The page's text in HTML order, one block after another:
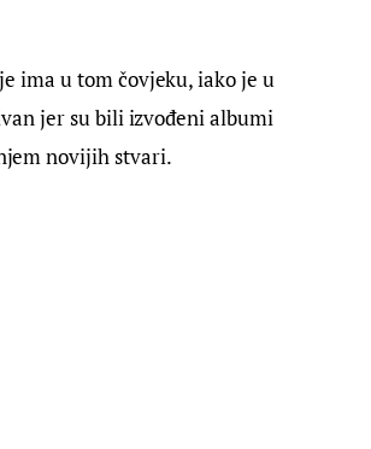
ima u tom čovjeku, iako je u
jer su bili izvođeni albumi
novijih stvari.